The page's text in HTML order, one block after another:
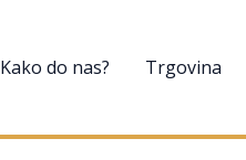
Kako do nas? Trgovina